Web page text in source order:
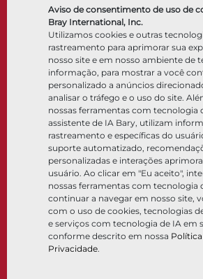
Aviso de consentimento de uso de
Bray International, Inc.
Utilizamos cookies e outras
rastreamento para aprimorar sua
nosso site e em nosso ambiente de
informação, para mostrar a você
personalizado a anúncios
analisar o tráfego e o uso do site.
nossas ferramentas com tecnologia
assistente de IA Bary, utilizam
rastreamento e específicas do
suporte automatizado,
personalizadas e interações
usuário. Ao clicar em "Eu aceito",
nossas ferramentas com tecnologia
continuar a navegar em nosso site,
com o uso de cookies, tecnologias
e serviços com tecnologia de IA em
conforme descrito em nossa
Privacidade.
Atuadores
Acessórios de controle
Criogênico
Empresa
Sobre
Locais
Parceria
Sustentabilidade
Portal do cliente
Centro
Software
Seleção
Siga-nos LinkedIn
© 2026 Bray International. Todos os